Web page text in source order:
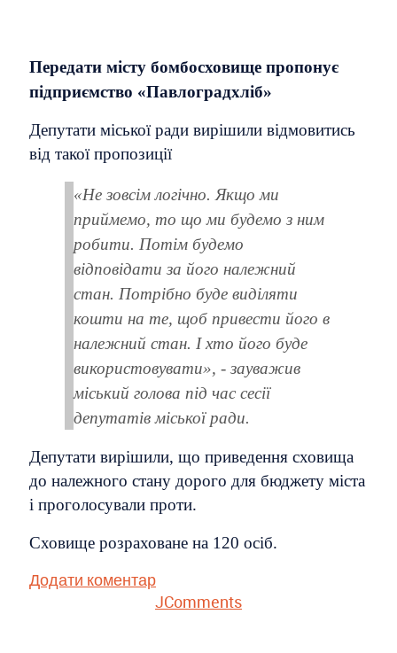
Передати місту бомбосховище пропонує
підприємство «Павлоградхліб»
Депутати міської ради вирішили відмовитись
від такої пропозиції
«Не зовсім логічно. Якщо ми
приймемо, то що ми будемо з ним
робити. Потім будемо
відповідати за його належний
стан. Потрібно буде виділяти
кошти на те, щоб привести його в
належний стан. І хто його буде
використовувати», - зауважив
міський голова під час сесії
депутатів міської ради.
Депутати вирішили, що приведення сховища
до належного стану дорого для бюджету міста
і проголосували проти.
Сховище розраховане на 120 осіб.
Додати коментар
JComments